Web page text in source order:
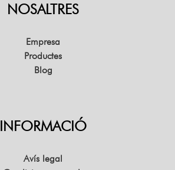
NOSALTRES
Empresa
Productes
Blog
INFORMACIÓ
Avís legal